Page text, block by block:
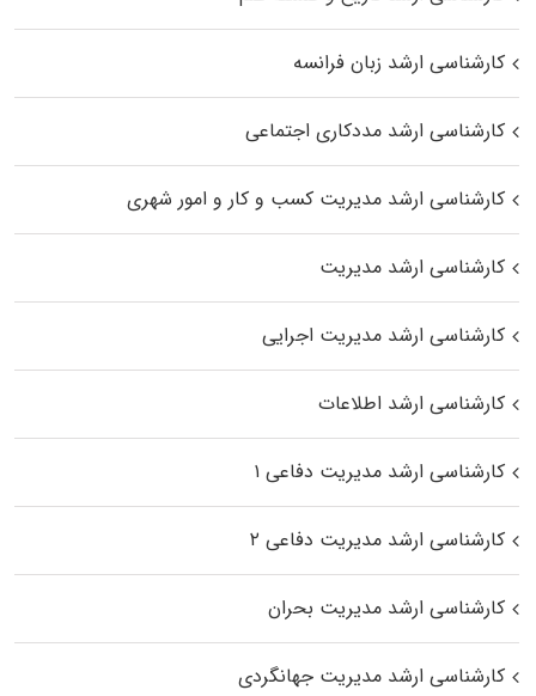
کارشناسی ارشد زبان فرانسه
کارشناسی ارشد مددکاری اجتماعی
کارشناسی ارشد مدیریت کسب و کار و امور شهری
کارشناسی ارشد مدیریت
کارشناسی ارشد مدیریت اجرایی
کارشناسی ارشد اطلاعات
کارشناسی ارشد مدیریت دفاعی ۱
کارشناسی ارشد مدیریت دفاعی ۲
کارشناسی ارشد مدیریت بحران
کارشناسی ارشد مدیریت جهانگردی